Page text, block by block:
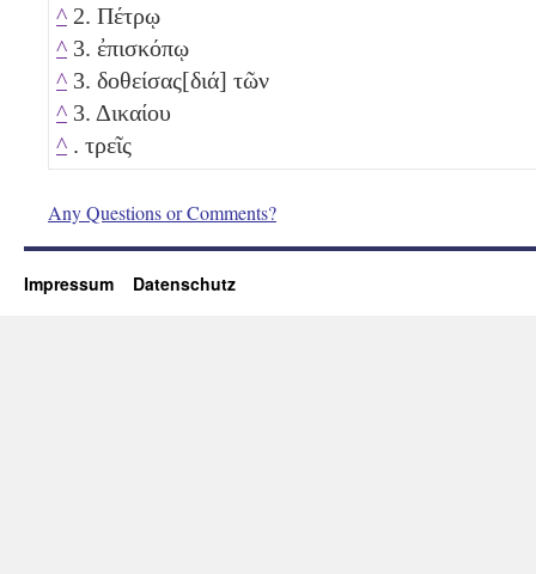
^ 2. Πέτρῳ
^ 3. ἐπισκόπῳ
^ 3. δοθείσας[διά] τῶν
^ 3. Δικαίου
^ . τρεῖς
Any Questions or Comments?
Impressum Datenschutz